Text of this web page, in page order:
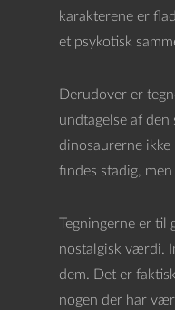
karakterene er
et psykotisk
Derudover er
undtagelse af
dinosaurerne
findes stadig,
Tegningerne er til
nostalgisk værdi.
dem. Det er
nogen der har